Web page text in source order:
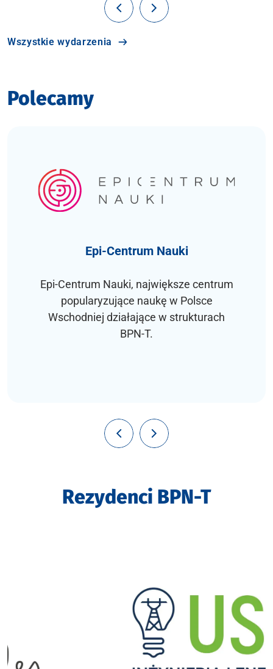
Wszystkie wydarzenia
Polecamy
Epi-Centrum Nauki
Epi-Centrum Nauki, największe centrum
popularyzujące naukę w Polsce
Wschodniej działające w strukturach
BPN-T.
Rezydenci BPN-T